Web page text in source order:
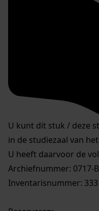
U kunt dit stuk / deze
in de studiezaal van
U heeft daarvoor de
Archiefnummer: 0717-
Inventarisnummer: 333